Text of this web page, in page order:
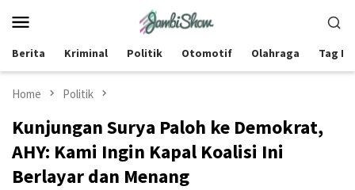
Berita Kriminal Politik Otomotif Olahraga Tag
Home Politik
Kunjungan Surya Paloh ke Demokrat,
AHY: Kami Ingin Kapal Koalisi Ini
Berlayar dan Menang